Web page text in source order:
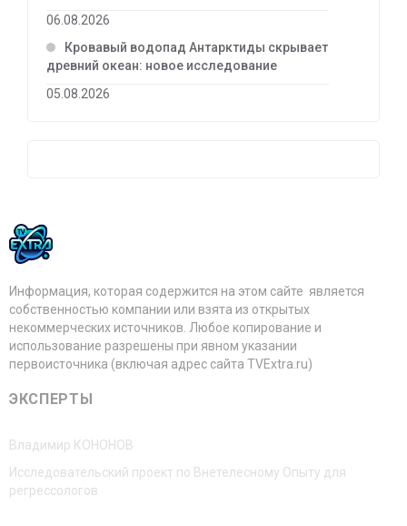
06.08.2026
Кровавый водопад Антарктиды скрывает
древний океан: новое исследование
05.08.2026
Информация, которая содержится на этом сайте является
собственностью компании или взята из открытых
некоммерческих источников. Любое копирование и
использование разрешены при явном указании
первоисточника (включая адрес сайта TVExtra.ru)
ЭКСПЕРТЫ
Владимир КОНОНОВ
Исследовательский проект по Внетелесному Опыту для
регрессологов